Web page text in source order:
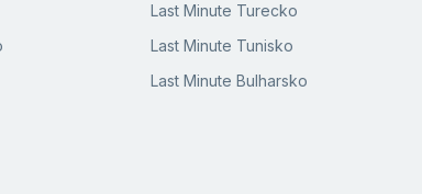
Last Minute Turecko
Last Minute Tunisko
Last Minute Bulharsko